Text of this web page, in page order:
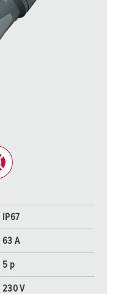
IP67
63 A
5 p
230 V